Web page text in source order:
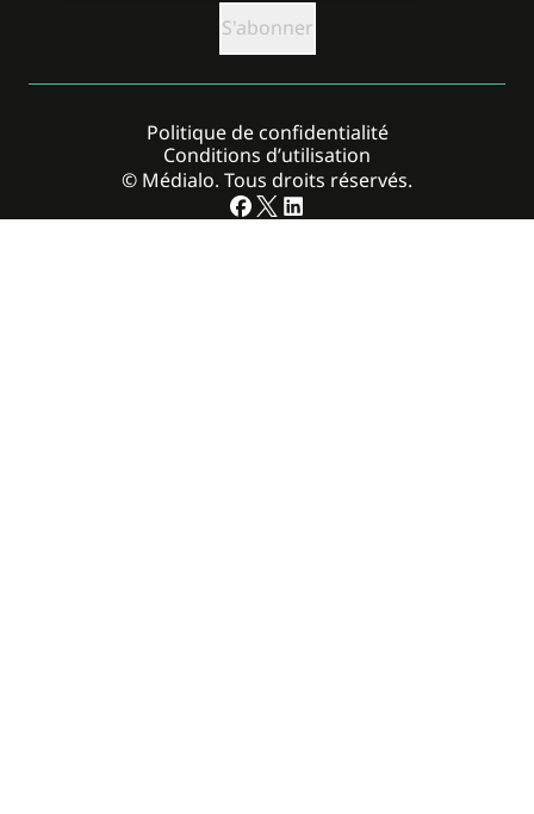
© Médialo. Tous droits réservés.
Politique de confidentialité
Conditions d’utilisation